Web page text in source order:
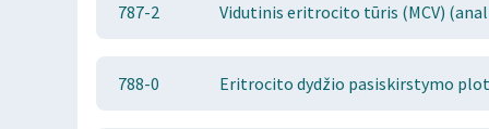
787-2 Vidutinis eritrocito tūris (MCV)
788-0 Eritrocito dydžio pasiskirstymo